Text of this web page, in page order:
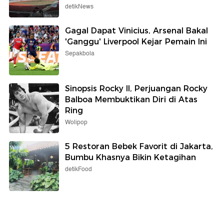
detikNews
Gagal Dapat Vinicius, Arsenal Bakal
'Ganggu' Liverpool Kejar Pemain Ini
Sepakbola
Sinopsis Rocky II, Perjuangan Rocky
Balboa Membuktikan Diri di Atas
Ring
Wolipop
5 Restoran Bebek Favorit di Jakarta,
Bumbu Khasnya Bikin Ketagihan
detikFood